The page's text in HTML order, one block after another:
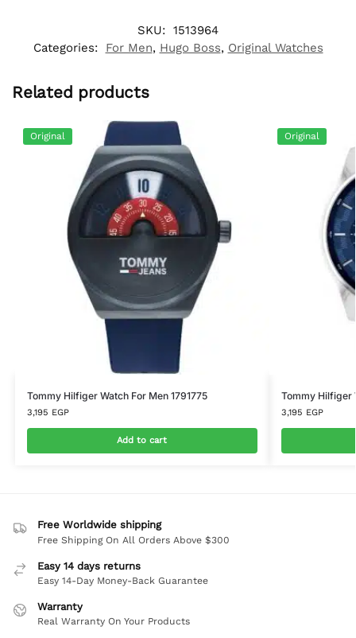
SKU: 1513964
Categories:
For Men, Hugo Boss, Original Watches
Related products
Original
Tommy Hilfiger Watch For Men 1791775
3,195 EGP
Add to cart
Original
Tommy Hilfiger
3,195 EGP
Free Worldwide shipping
Free Shipping On All Orders Above $300
Easy 14 days returns
Easy 14-Day Money-Back Guarantee
Warranty
Real Warranty On Your Products